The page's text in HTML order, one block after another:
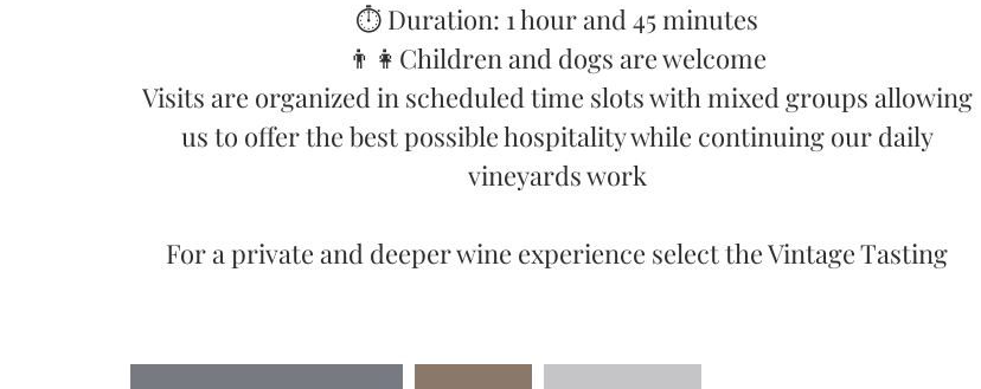
⏱️ Duration: 1 hour and 45 minutes
👨‍👩‍Children and dogs are welcome
Visits are organized in scheduled time slots with mixed groups allowing
us to offer the best possible hospitality while continuing our daily
vineyards work
For a private and deeper wine experience select the Vintage Tasting